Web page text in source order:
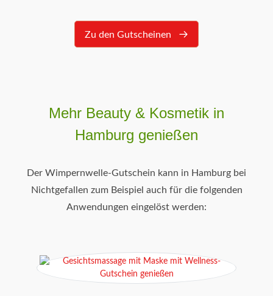
Zu den Gutscheinen
Mehr Beauty & Kosmetik in
Hamburg genießen
Der Wimpernwelle-Gutschein kann in Hamburg bei
Nichtgefallen zum Beispiel auch für die folgenden
Anwendungen eingelöst werden: